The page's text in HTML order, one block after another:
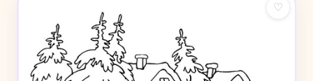
♡